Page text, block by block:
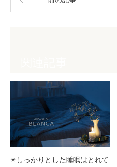
✴︎しっかりとした睡眠はとれて